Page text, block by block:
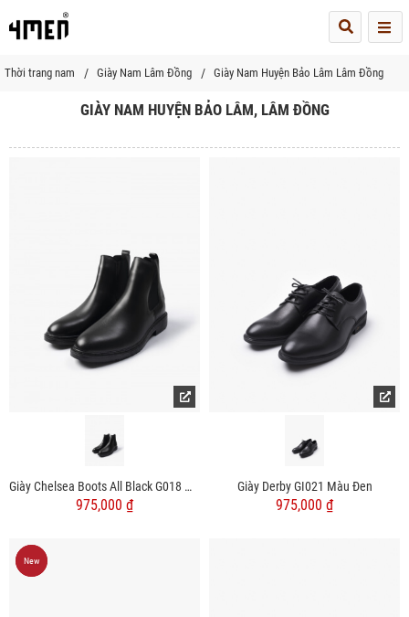
Thời trang nam Giày Nam Lâm Đồng Giày Nam Huyện Bảo Lâm Lâm Đồng
GIÀY NAM HUYỆN BẢO LÂM, LÂM ĐỒNG
Giày Chelsea Boots All Black G018 Màu Đen
975,000 ₫
Giày Derby GI021 Màu Đen
975,000 ₫
New
New